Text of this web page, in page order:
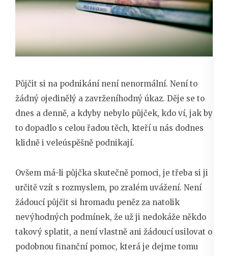
Půjčit si na podnikání není nenormální. Není to
žádný ojedinělý a zavrženíhodný úkaz. Děje se to
dnes a denně, a kdyby nebylo půjček, kdo ví, jak by
to dopadlo s celou řadou těch, kteří u nás dodnes
klidně i veleúspěšně podnikají.
Ovšem má-li půjčka skutečně pomoci, je třeba si ji
určitě vzít s rozmyslem, po zralém uvážení. Není
žádoucí půjčit si hromadu peněz za natolik
nevýhodných podmínek, že už ji nedokáže někdo
takový splatit, a není vlastně ani žádoucí usilovat o
podobnou finanční pomoc, která je dejme tomu